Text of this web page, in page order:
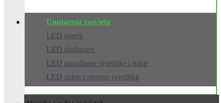
Unutarnja rasvjeta
LED paneli
LED plafonjere
LED ugradbene svjetiljke i trake
LED zidne i stropne svjetiljke